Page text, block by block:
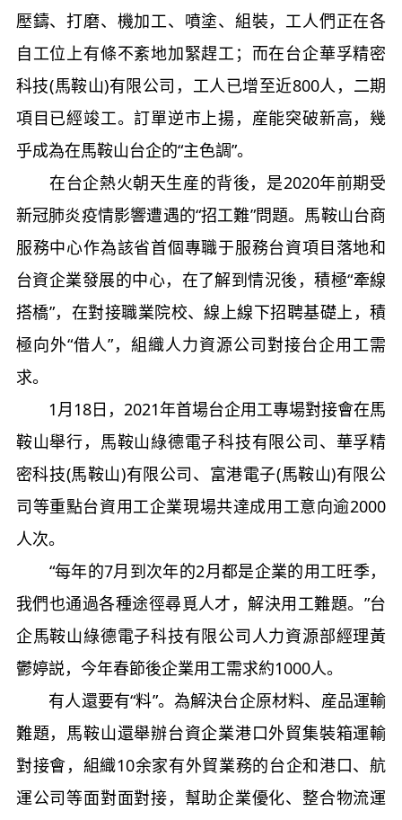
壓鑄、打磨、機加工、噴塗、組裝，工人們正在各
自工位上有條不紊地加緊趕工；而在台企華孚精密
科技(馬鞍山)有限公司，工人已增至近800人，二期
項目已經竣工。訂單逆市上揚，産能突破新高，幾
乎成為在馬鞍山台企的“主色調”。
在台企熱火朝天生産的背後，是2020年前期受
新冠肺炎疫情影響遭遇的“招工難”問題。馬鞍山台商
服務中心作為該省首個專職于服務台資項目落地和
台資企業發展的中心，在了解到情況後，積極“牽線
搭橋”，在對接職業院校、線上線下招聘基礎上，積
極向外“借人”，組織人力資源公司對接台企用工需
求。
1月18日，2021年首場台企用工專場對接會在馬
鞍山舉行，馬鞍山綠德電子科技有限公司、華孚精
密科技(馬鞍山)有限公司、富港電子(馬鞍山)有限公
司等重點台資用工企業現場共達成用工意向逾2000
人次。
“每年的7月到次年的2月都是企業的用工旺季，
我們也通過各種途徑尋覓人才，解決用工難題。”台
企馬鞍山綠德電子科技有限公司人力資源部經理黃
鬱婷説，今年春節後企業用工需求約1000人。
有人還要有“料”。為解決台企原材料、産品運輸
難題，馬鞍山還舉辦台資企業港口外貿集裝箱運輸
對接會，組織10余家有外貿業務的台企和港口、航
運公司等面對面對接，幫助企業優化、整合物流運